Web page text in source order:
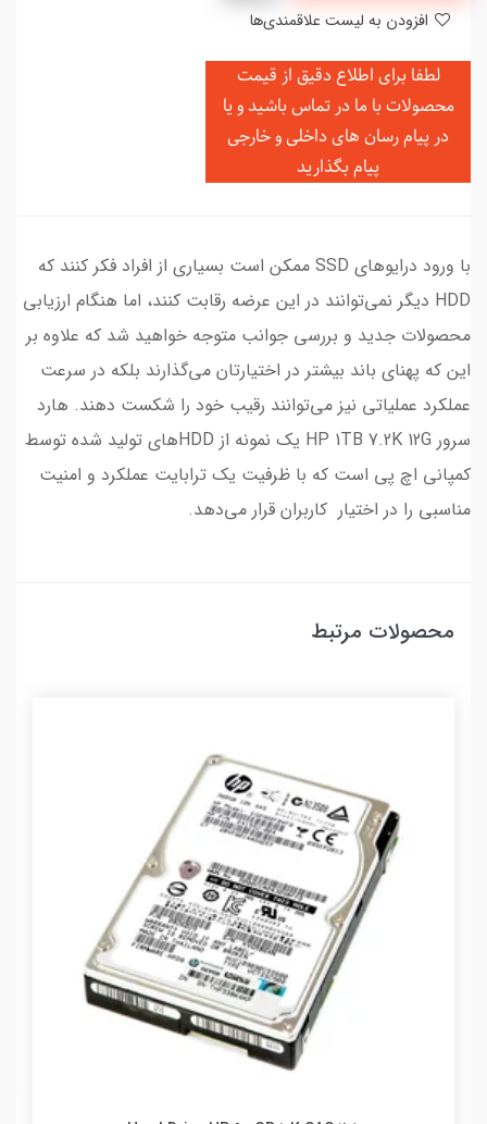
لطفا برای اطلاع دقیق از قیمت
محصولات با ما در تماس باشید و یا
در پیام رسان های داخلی و خارجی
پیام بگذارید
با ورود درایوهای SSD ممکن است بسیاری از افراد فکر کنند که
HDD دیگر نمی‌توانند در این عرضه رقابت کنند، اما هنگام ارزیابی
محصولات جدید و بررسی جوانب متوجه خواهید شد که علاوه بر
این‌ که پهنای باند بیشتر در اختیارتان می‌گذارند بلکه در سرعت
عملکرد عملیاتی نیز می‌توانند رقیب خود را شکست دهند. هارد
سرور HP 1TB 7.2K 12G یک نمونه از HDDهای تولید شده توسط
کمپانی اچ پی است که با ظرفیت یک ترابایت عملکرد و امنیت
مناسبی را در اختیار کاربران قرار می‌دهد.
محصولات مرتبط